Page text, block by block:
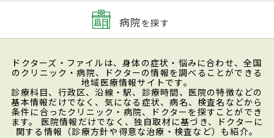
病院を探す
ドクターズ・ファイルは、身体の症状・悩みに合わせ、全国
のクリニック・病院、ドクターの情報を調べることができる
地域医療情報サイトです。
診療科目、行政区、沿線・駅、診療時間、医院の特徴などの
基本情報だけでなく、気になる症状、病名、検査名などから
条件に合ったクリニック・病院、ドクターを探すことができ
ます。 医院情報だけでなく、独自取材に基づき、ドクターに
関する情報（診療方針や得意な治療・検査など）も紹介。